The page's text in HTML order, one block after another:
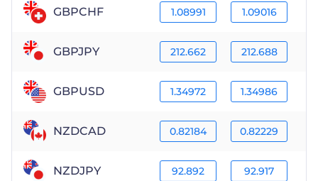
GBPCHF 1.08991 1.09016
GBPJPY 212.662 212.688
GBPUSD 1.34972 1.34986
NZDCAD 0.82184 0.82229
NZDJPY 92.892 92.917